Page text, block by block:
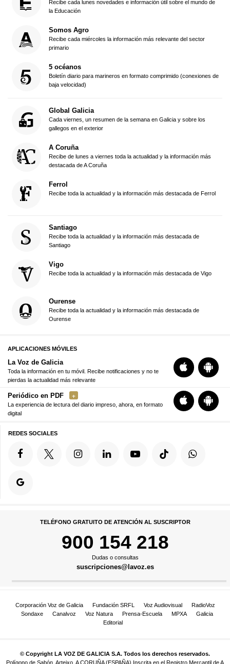
Recibe cada lunes novedades e información útil sobre el mundo de
la Educación
Somos Agro
Recibe cada miércoles la información más relevante del sector
primario
5 océanos
Boletín diario para marineros en formato comprimido (conexiones de
baja velocidad)
Global Galicia
Cada viernes, un resumen de la semana en Galicia y sobre los
gallegos en el exterior
A Coruña
Recibe de lunes a viernes toda la actualidad y la información más
destacada de A Coruña
Ferrol
Recibe toda la actualidad y la información más destacada de Ferrol
Santiago
Recibe toda la actualidad y la información más destacada de
Santiago
Vigo
Recibe toda la actualidad y la información más destacada de Vigo
Ourense
Recibe toda la actualidad y la información más destacada de
Ourense
APLICACIONES MÓVILES
La Voz de Galicia
Toda la información en tu móvil. Recibe notificaciones y no te
pierdas la actualidad más relevante
Periódico en PDF
La experiencia de lectura del diario impreso, ahora, en formato
digital
REDES SOCIALES
TELÉFONO GRATUITO DE ATENCIÓN AL SUSCRIPTOR
900 154 218
Dudas o consultas
suscripciones@lavoz.es
Corporación Voz de Galicia Fundación SRFL Voz Audiovisual
RadioVoz
Sondaxe
Canalvoz Voz Natura Prensa-Escuela MPXA
Galicia
Editorial
© Copyright LA VOZ DE GALICIA S.A. Todos los derechos reservados.
Polígono de Sabón, Arteixo, A CORUÑA (ESPAÑA) Inscrita en el Registro Mercantil de A